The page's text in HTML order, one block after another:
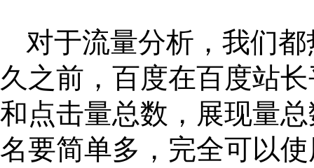
对于流量分析，我们
久之前，百度在百度站
和点击量总数，展现量
名要简单多，完全可以